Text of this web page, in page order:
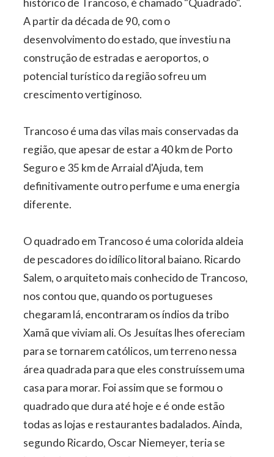
histórico de Trancoso, é chamado "Quadrado".
A partir da década de 90, com o
desenvolvimento do estado, que investiu na
construção de estradas e aeroportos, o
potencial turístico da região sofreu um
crescimento vertiginoso.
Trancoso é uma das vilas mais conservadas da
região, que apesar de estar a 40 km de Porto
Seguro e 35 km de Arraial d'Ajuda, tem
definitivamente outro perfume e uma energia
diferente.
O quadrado em Trancoso é uma colorida aldeia
de pescadores do idílico litoral baiano. Ricardo
Salem, o arquiteto mais conhecido de Trancoso,
nos contou que, quando os portugueses
chegaram lá, encontraram os índios da tribo
Xamã que viviam ali. Os Jesuítas lhes ofereciam
para se tornarem católicos, um terreno nessa
área quadrada para que eles construíssem uma
casa para morar. Foi assim que se formou o
quadrado que dura até hoje e é onde estão
todas as lojas e restaurantes badalados. Ainda,
segundo Ricardo, Oscar Niemeyer, teria se